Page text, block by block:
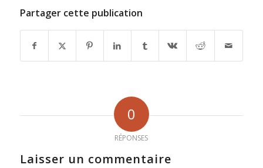
Partager cette publication
0
RÉPONSES
Laisser un commentaire